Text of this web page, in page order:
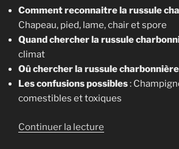
Comment reconnaitre la russule
Chapeau, pied, lame, chair et spore
Quand chercher la russule
climat
Oû chercher la russule
Les confusions possibles:
comestibles et toxiques
Continuer la lecture